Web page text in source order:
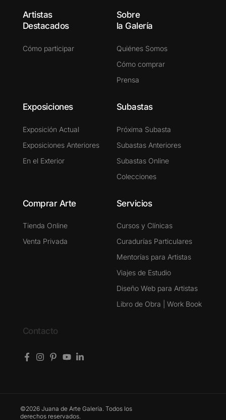
Artistas
Destacados
Cómo participar
Sobre
la Galería
Quiénes Somos
Cómo comprar
Prensa
Exposiciones
Exposición Actual
Exposiciones Anteriores
En el Exterior
Subastas
Próxima Subasta
Subastas Anteriores
Subastas Online
Colecciones
Comprar Arte
Tienda Online
Venta Privada
Servicios
Cursos y Clínicas
Curadurías Particulares
Mentorías para Artistas
Viajes de Estudio
Diseño Web para Artistas
Libro de Obra | Work Book
Contacto
©2026 Juana de Arte Galería. Todos los
derechos reservados.